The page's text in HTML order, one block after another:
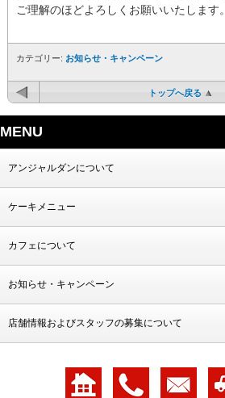
ご理解のほどよろしくお願いいたします。
カテゴリー: お知らせ・キャンペーン
トップへ戻る
MENU
アンジャルダンについて
ケーキメニュー
カフェについて
お知らせ・キャンペーン
店舗情報およびスタッフの募集について